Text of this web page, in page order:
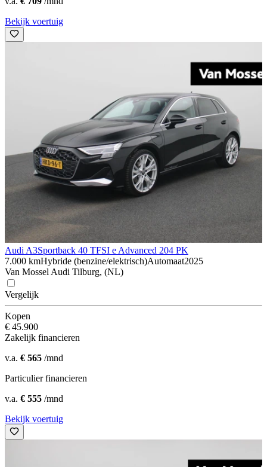
Bekijk voertuig
Audi A3Sportback 40 TFSI e Advanced 204 PK
7.000 kmHybride (benzine/elektrisch)Automaat2025
Van Mossel Audi Tilburg, (NL)
Vergelijk
Kopen
€ 45.900
Zakelijk financieren
v.a. € 565 /mnd
Particulier financieren
v.a. € 555 /mnd
Bekijk voertuig